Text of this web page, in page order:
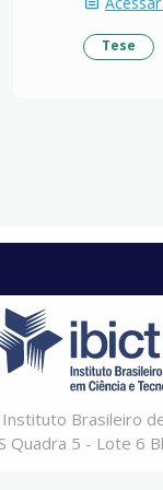
Tese
Instituto Brasileiro
Quadra 5 - Lote 6